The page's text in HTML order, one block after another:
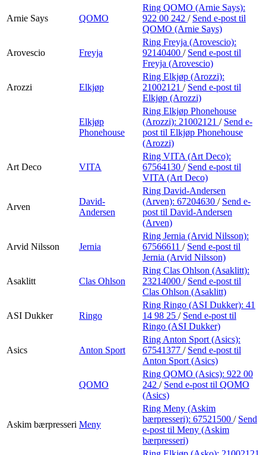
Arnie Says QOMO
Ring QOMO (Arnie Says):
922 00 242 / Send e-post til
QOMO (Arnie Says)
Arovescio Freyja
Ring Freyja (Arovescio):
92140400 / Send e-post til
Freyja (Arovescio)
Arozzi Elkjøp
Ring Elkjøp (Arozzi):
21002121 / Send e-post til
Elkjøp (Arozzi)
Elkjøp
Phonehouse
Ring Elkjøp Phonehouse
(Arozzi): 21002121 / Send e-
post til Elkjøp Phonehouse
(Arozzi)
Art Deco VITA
Ring VITA (Art Deco):
67564130 / Send e-post til
VITA (Art Deco)
Arven
David-
Andersen
Ring David-Andersen
(Arven): 67204630 / Send e-
post til David-Andersen
(Arven)
Arvid Nilsson Jernia
Ring Jernia (Arvid Nilsson):
67566611 / Send e-post til
Jernia (Arvid Nilsson)
Asaklitt Clas Ohlson
Ring Clas Ohlson (Asaklitt):
23214000 / Send e-post til
Clas Ohlson (Asaklitt)
ASI Dukker Ringo
Ring Ringo (ASI Dukker): 41
14 98 25 / Send e-post til
Ringo (ASI Dukker)
Asics Anton Sport
Ring Anton Sport (Asics):
67541377 / Send e-post til
Anton Sport (Asics)
QOMO
Ring QOMO (Asics): 922 00
242 / Send e-post til QOMO
(Asics)
Askim bærpresseri Meny
Ring Meny (Askim
bærpresseri): 67521500 / Send
e-post til Meny (Askim
bærpresseri)